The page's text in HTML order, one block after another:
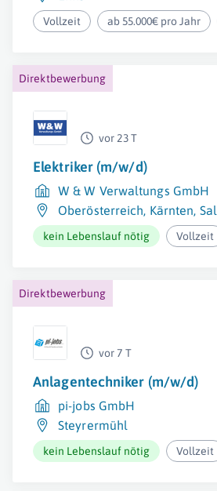
Vollzeit ab 55.000€ pro Jahr
Direktbewerbung
vor 23 T
Elektriker (m/w/d)
W & W Verwaltungs GmbH
Oberösterreich, Kärnten,
kein Lebenslauf nötig Vollzeit
Direktbewerbung
vor 7 T
Anlagentechniker (m/w/d)
pi-jobs GmbH
Steyrermühl
kein Lebenslauf nötig Vollzeit